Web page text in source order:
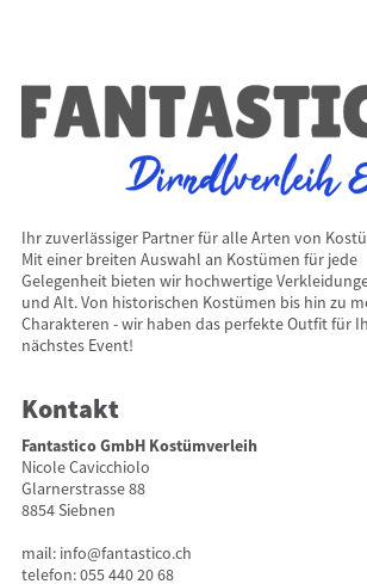
Ihr zuverlässiger Partner für alle Arten von
Mit einer breiten Auswahl an Kostümen für jede
Gelegenheit bieten wir hochwertige
und Alt. Von historischen Kostümen bis hin zu
Charakteren - wir haben das perfekte Outfit für
nächstes Event!
Kontakt
Fantastico GmbH Kostümverleih
Nicole Cavicchiolo
Glarnerstrasse 88
8854 Siebnen
mail: info@fantastico.ch
telefon:055 440 20 68